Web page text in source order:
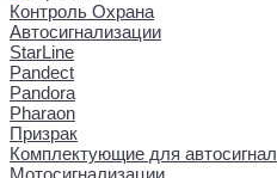
Контроль Охрана
Автосигнализации
StarLine
Pandect
Pandora
Pharaon
Призрак
Комплектующие для
Мотосигнализации